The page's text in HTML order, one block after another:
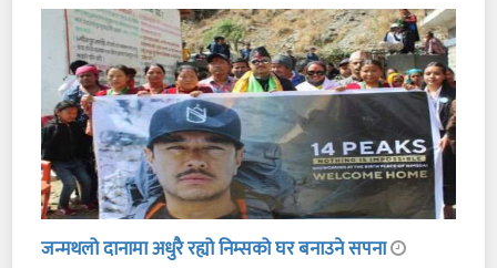
जन्मथलो दानामा अधुरै रह्यो निम्सको घर बनाउने सपना